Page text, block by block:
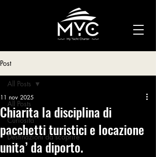
Post
All Posts
Curiosità
Destinazioni da scoprire
All Posts
Chiarita la disciplina di
pacchetti turistici e locazione
unita’ da diporto.
11 nov 2025